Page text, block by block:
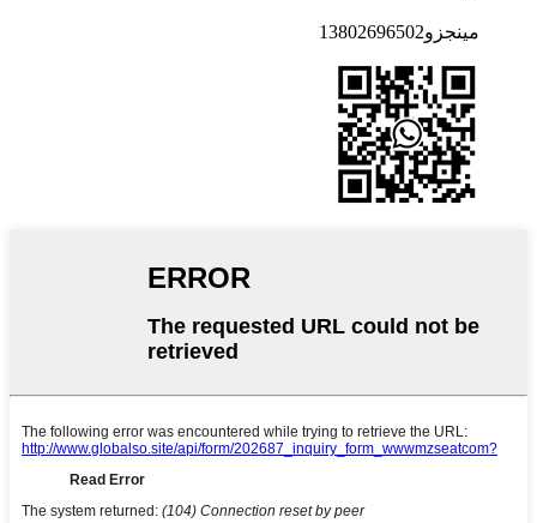
مينجزو13802696502